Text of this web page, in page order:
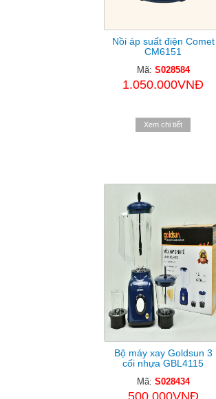
Nồi áp suất điện Comet
CM6151
Mã: S028584
1.050.000VNĐ
Xem chi tiết
Bộ máy xay Goldsun 3
cối nhựa GBL4115
Mã: S028434
500.000VNĐ